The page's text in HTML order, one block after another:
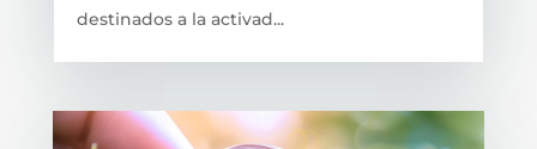
destinados a la activad...